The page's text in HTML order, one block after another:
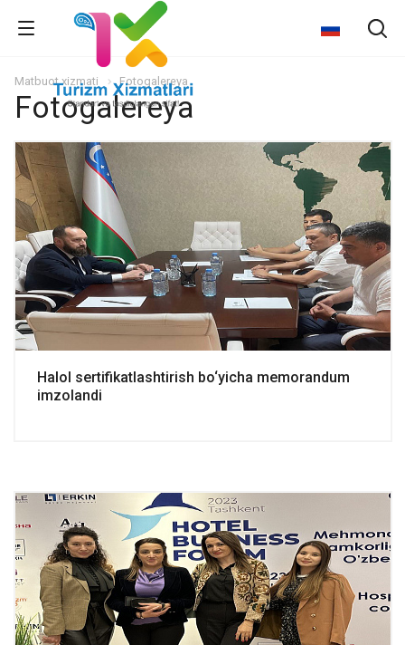
Matbuot xizmati Fotogalereya
Fotogalereya
Halol sertifikatlashtirish bo‘yicha memorandum
imzolandi